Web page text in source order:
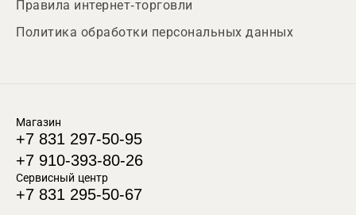
Правила интернет-торговли
Политика обработки персональных данных
Магазин
+7 831 297-50-95
+7 910-393-80-26
Сервисный центр
+7 831 295-50-67